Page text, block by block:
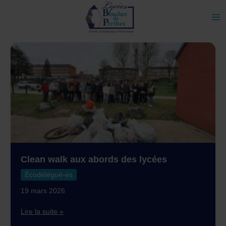
Clean walk aux abords des lycées
Écodélégué-es
19 mars 2026
Clean
Lire la suite »